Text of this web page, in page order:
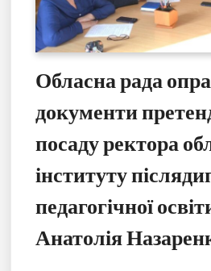
Обласна рада
документи
посаду ректора
інституту
педагогічної
Анатолія